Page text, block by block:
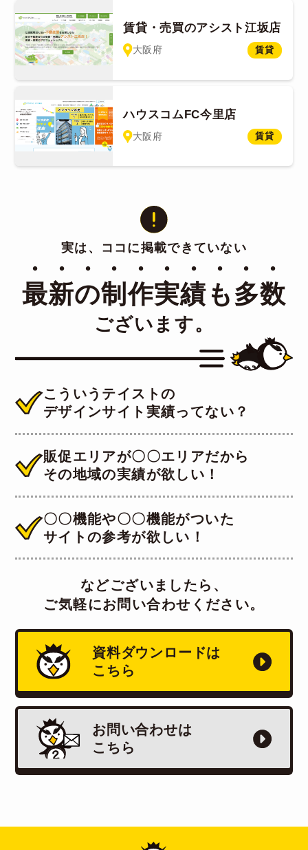
賃貸・売買のアシスト江坂店
大阪府 賃貸
ハウスコムFC今里店
大阪府 賃貸
実は、ココに掲載できていない
最新の制作実績も多数
・・・・・・・・・・
ございます。
こういうテイストの
デザインサイト実績ってない？
販促エリアが〇〇エリアだから
その地域の実績が欲しい！
〇〇機能や〇〇機能がついた
サイトの参考が欲しい！
などございましたら、
ご気軽にお問い合わせください。
資料ダウンロードは
こちら
お問い合わせは
こちら